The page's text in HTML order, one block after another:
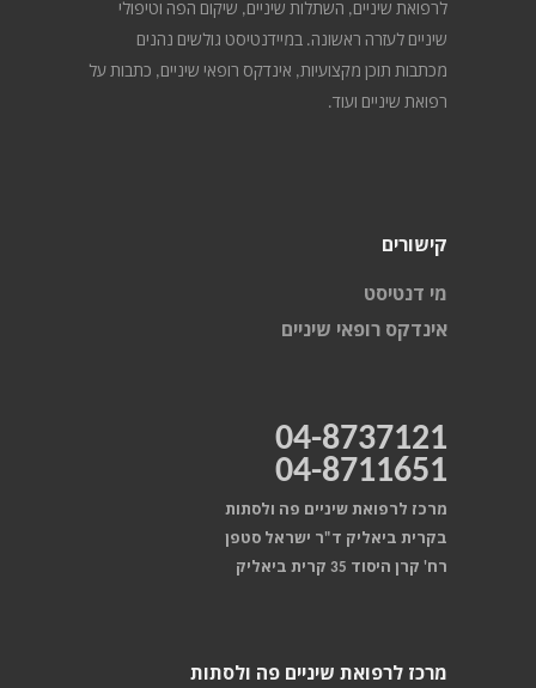
לרפואת שיניים, השתלות שיניים, שיקום הפה וטיפולי
שיניים לעזרה ראשונה. במיידנטיסט גולשים נהנים
מכתבות תוכן מקצועיות, אינדקס רופאי שיניים, כתבות על
רפואת שיניים ועוד.
קישורים
מי דנטיסט
אינדקס רופאי שיניים
04-8737121
04-8711651
מרכז לרפואת שיניים פה ולסתות
בקרית ביאליק ד"ר ישראל סטפן
רח' קרן היסוד 35 קרית ביאליק
מרכז לרפואת שיניים פה ולסתות